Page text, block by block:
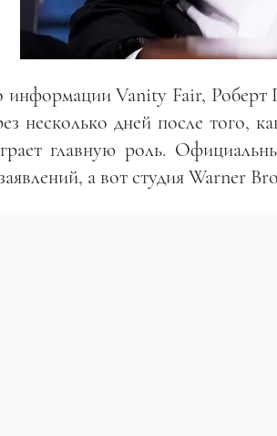
информации Vanity Fair, Роберт
несколько дней после того,
главную роль.
а вот студия Warner